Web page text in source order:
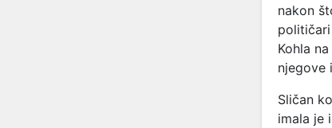
nakon
Kohla
njegove
Sličan
imala je